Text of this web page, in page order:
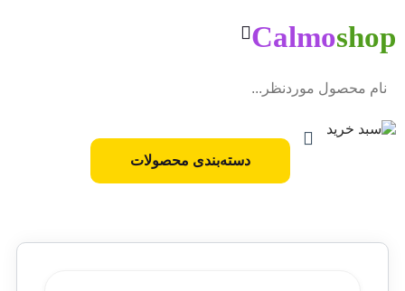
Calmoshop
دسته‌بندی محصولات